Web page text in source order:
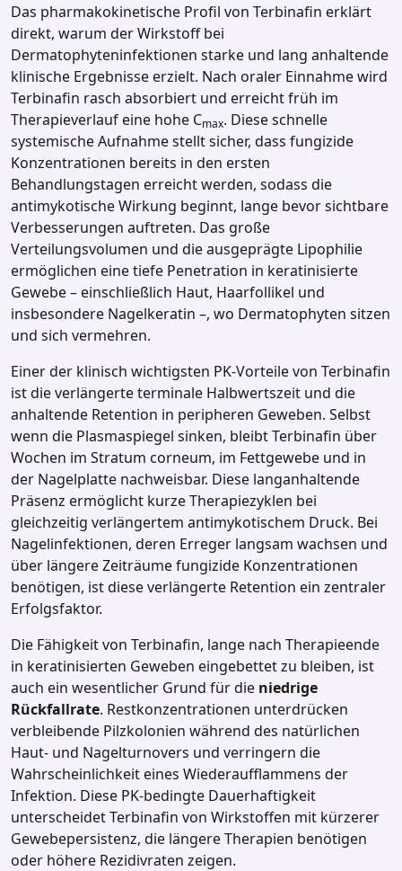
Das pharmakokinetische Profil von Terbinafin erklärt
direkt, warum der Wirkstoff bei
Dermatophyteninfektionen starke und lang anhaltende
klinische Ergebnisse erzielt. Nach oraler Einnahme wird
Terbinafin rasch absorbiert und erreicht früh im
Therapieverlauf eine hohe Cmax. Diese schnelle
systemische Aufnahme stellt sicher, dass fungizide
Konzentrationen bereits in den ersten
Behandlungstagen erreicht werden, sodass die
antimykotische Wirkung beginnt, lange bevor sichtbare
Verbesserungen auftreten. Das große
Verteilungsvolumen und die ausgeprägte Lipophilie
ermöglichen eine tiefe Penetration in keratinisierte
Gewebe – einschließlich Haut, Haarfollikel und
insbesondere Nagelkeratin –, wo Dermatophyten sitzen
und sich vermehren.
Einer der klinisch wichtigsten PK‑Vorteile von Terbinafin
ist die verlängerte terminale Halbwertszeit und die
anhaltende Retention in peripheren Geweben. Selbst
wenn die Plasmaspiegel sinken, bleibt Terbinafin über
Wochen im Stratum corneum, im Fettgewebe und in
der Nagelplatte nachweisbar. Diese langanhaltende
Präsenz ermöglicht kurze Therapiezyklen bei
gleichzeitig verlängertem antimykotischem Druck. Bei
Nagelinfektionen, deren Erreger langsam wachsen und
über längere Zeiträume fungizide Konzentrationen
benötigen, ist diese verlängerte Retention ein zentraler
Erfolgsfaktor.
Die Fähigkeit von Terbinafin, lange nach Therapieende
in keratinisierten Geweben eingebettet zu bleiben, ist
auch ein wesentlicher Grund für die niedrige
Rückfallrate. Restkonzentrationen unterdrücken
verbleibende Pilzkolonien während des natürlichen
Haut‑ und Nagelturnovers und verringern die
Wahrscheinlichkeit eines Wiederaufflammens der
Infektion. Diese PK‑bedingte Dauerhaftigkeit
unterscheidet Terbinafin von Wirkstoffen mit kürzerer
Gewebepersistenz, die längere Therapien benötigen
oder höhere Rezidivraten zeigen.